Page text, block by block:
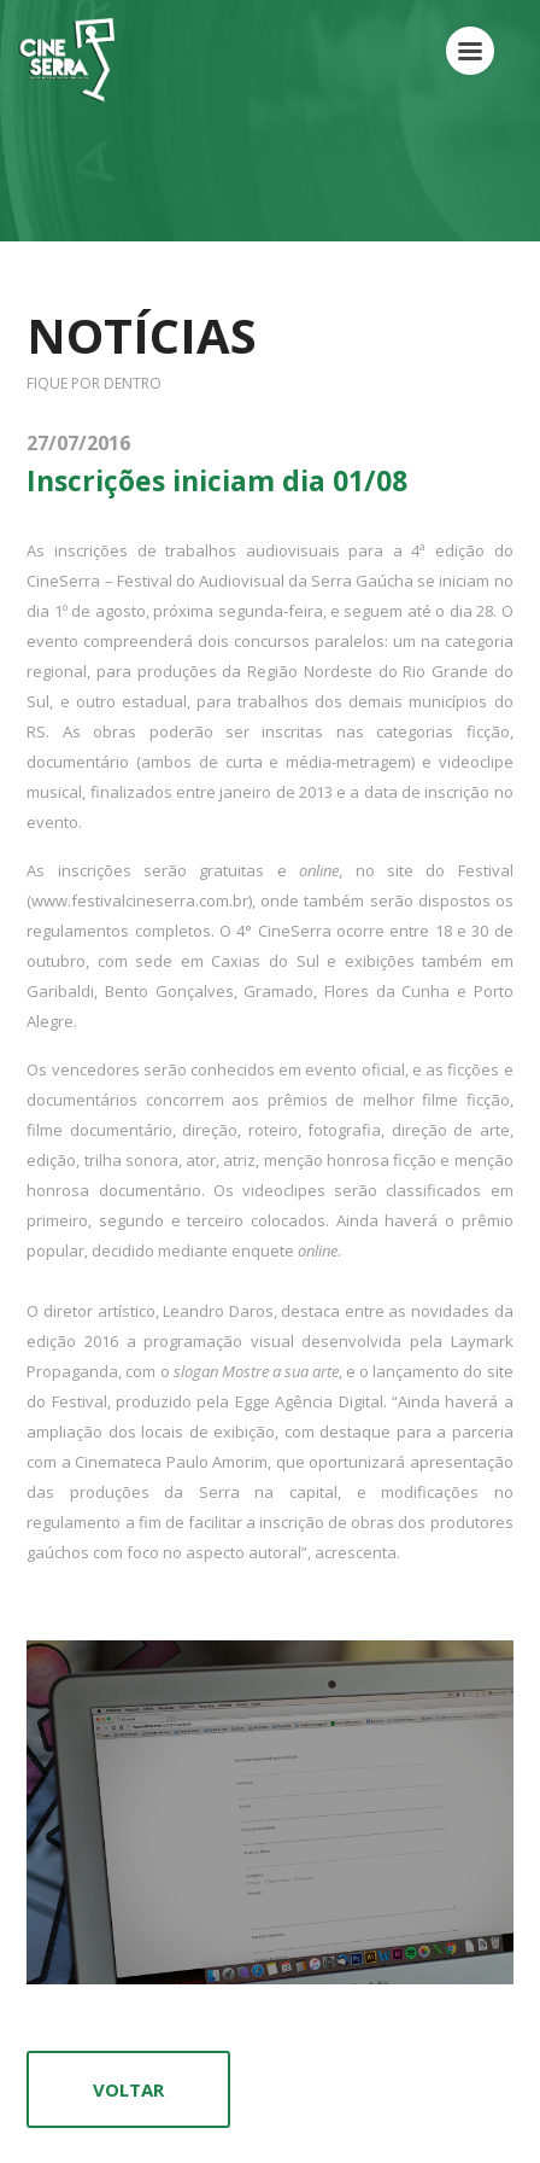
NOTÍCIAS
FIQUE POR DENTRO
27/07/2016
Inscrições iniciam dia 01/08
As inscrições de trabalhos audiovisuais para a 4ª edição do
CineSerra – Festival do Audiovisual da Serra Gaúcha se iniciam no
dia 1º de agosto, próxima segunda-feira, e seguem até o dia 28. O
evento compreenderá dois concursos paralelos: um na categoria
regional, para produções da Região Nordeste do Rio Grande do
Sul, e outro estadual, para trabalhos dos demais municípios do
RS. As obras poderão ser inscritas nas categorias ficção,
documentário (ambos de curta e média-metragem) e videoclipe
musical, finalizados entre janeiro de 2013 e a data de inscrição no
evento.
As inscrições serão gratuitas eonline, no site do Festival
(www.festivalcineserra.com.br), onde também serão dispostos os
regulamentos completos. O 4° CineSerra ocorre entre 18 e 30 de
outubro, com sede em Caxias do Sul e exibições também em
Garibaldi, Bento Gonçalves, Gramado, Flores da Cunha e Porto
Alegre.
Os vencedores serão conhecidos em evento oficial, e as ficções e
documentários concorrem aos prêmios de melhor filme ficção,
filme documentário, direção, roteiro, fotografia, direção de arte,
edição, trilha sonora, ator, atriz, menção honrosa ficção e menção
honrosa documentário. Os videoclipes serão classificados em
primeiro, segundo e terceiro colocados. Ainda haverá o prêmio
popular, decidido mediante enqueteonline.
O diretor artístico, Leandro Daros, destaca entre as novidades da
edição 2016 a programação visual desenvolvida pela Laymark
Propaganda, com o slogan Mostre a sua arte, e o lançamento do site
do Festival, produzido pela Egge Agência Digital. “Ainda haverá a
ampliação dos locais de exibição, com destaque para a parceria
com a Cinemateca Paulo Amorim, que oportunizará apresentação
das produções da Serra na capital, e modificações no
regulamento a fim de facilitar a inscrição de obras dos produtores
gaúchos com foco no aspecto autoral”, acrescenta.
VOLTAR